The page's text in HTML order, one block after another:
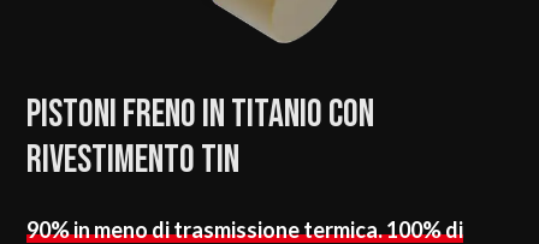
Pistoni freno in titanio con
rivestimento TIN
90% in meno di trasmissione termica. 100% di